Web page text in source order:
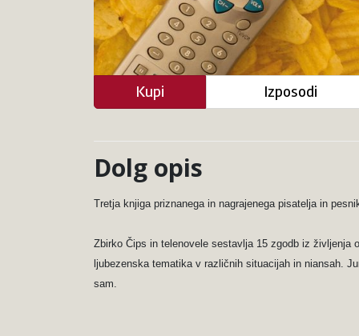
Kupi Izposodi
Dolg opis
Tretja knjiga priznanega in nagrajenega pisatelja in
Zbirko Čips in telenovele sestavlja 15 zgodb iz življenja
ljubezenska tematika v različnih situacijah in niansah.
sam.